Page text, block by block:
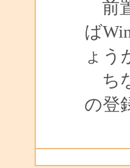
前
ば
ょう
ち
の登